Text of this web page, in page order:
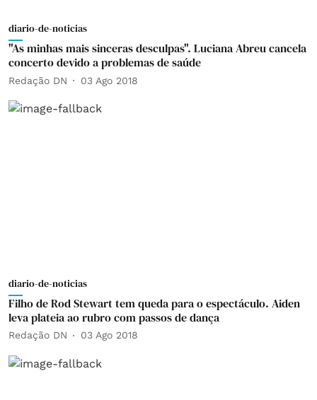
diario-de-noticias
"As minhas mais sinceras desculpas". Luciana Abreu cancela
concerto devido a problemas de saúde
Redação DN 03 Ago 2018
diario-de-noticias
Filho de Rod Stewart tem queda para o espectáculo. Aiden
leva plateia ao rubro com passos de dança
Redação DN 03 Ago 2018